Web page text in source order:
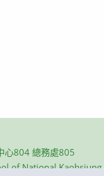
心804 總務處805
of National